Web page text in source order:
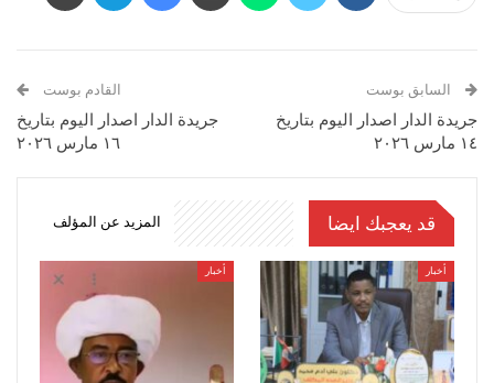
السابق بوست
جريدة الدار اصدار اليوم بتاريخ
١٤ مارس ٢٠٢٦
القادم بوست
جريدة الدار اصدار اليوم بتاريخ
١٦ مارس ٢٠٢٦
قد يعجبك ايضا المزيد عن المؤلف
أخبار أخبار